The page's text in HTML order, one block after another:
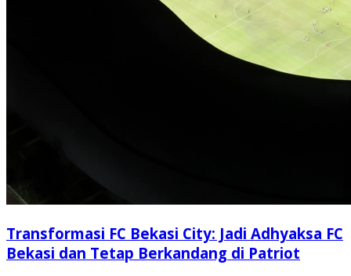
Transformasi FC Bekasi City: Jadi Adhyaksa FC
Bekasi dan Tetap Berkandang di Patriot